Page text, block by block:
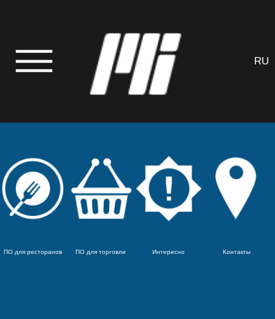
RU
ПО для ресторанов ПО для торговли Интересно Контакты